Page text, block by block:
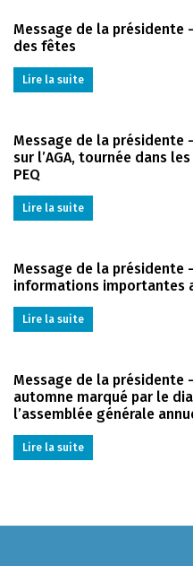
Message de la présidente
des fêtes
Lire la suite
Message de la présidente
sur l’AGA, tournée dans
PEQ
Lire la suite
Message de la présidente
informations importantes
Lire la suite
Message de la présidente
automne marqué par le
l’assemblée générale
Lire la suite